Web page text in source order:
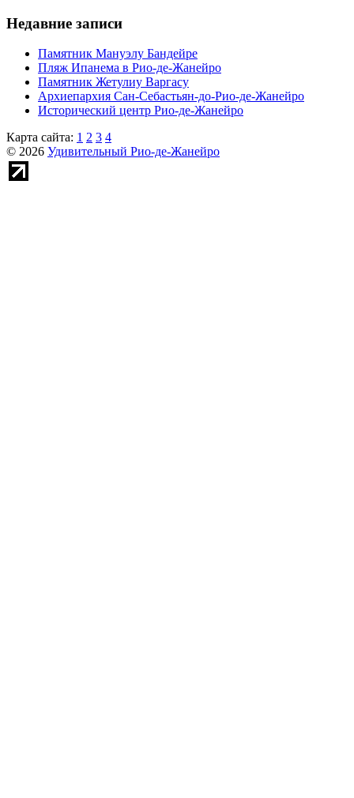
Недавние записи
Памятник Мануэлу Бандейре
Пляж Ипанема в Рио-де-Жанейро
Памятник Жетулиу Варгасу
Архиепархия Сан-Себастьян-до-Рио-де-Жанейро
Исторический центр Рио-де-Жанейро
Карта сайта: 1 2 3 4
© 2026 Удивительный Рио-де-Жанейро